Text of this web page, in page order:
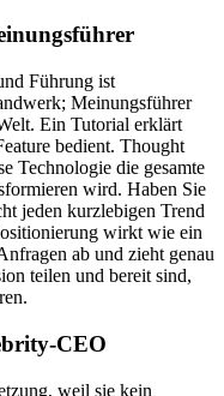
Führung ist
Meinungsführer
Ein Tutorial erklärt
bedient. Thought
Technologie die gesamte
wird. Haben Sie
jeden kurzlebigen Trend
wirkt wie ein
ab und zieht genau
teilen und bereit sind,
CEO
weil sie kein